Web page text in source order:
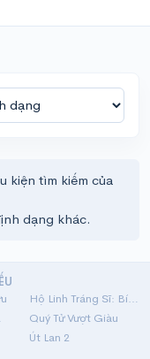
kiện tìm kiếm của
dạng khác.
Hộ Linh Tráng Sĩ: Bí Ẩn Mộ Vua Đinh
Quý Tử Vượt Giàu
Út Lan 2